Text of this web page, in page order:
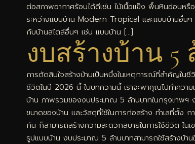
ต่อสภาพอากาศร้อนได้ดีเช่น ไม้เนื้อแข็ง พื้นหินอ่อนหรื
ระหว่างแบบบ้าน Modern Tropical และแบบบ้านอื่น
กับบ้านสไตล์อื่นๆ เช่น แบบบ้าน […]
งบสร้างบ้าน 5
การตัดสินใจสร้างบ้านเป็นหนึ่งในเหตุการณ์ที่สำคัญใน
ชีวิตในปี 2026 นี้ ในบทความนี้ เราจะพาคุณไปทำความ
บ้าน ภาพรวมของงบประมาณ 5 ล้านบาทในกรุงเทพฯ
ขนาดของบ้าน และวัสดุที่ใช้ในการก่อสร้าง ทำเลที่ตั้ง
กัน ก็สามารถสร้างความสะดวกสบายในการใช้ชีวิต ใ
รูปแบบบ้าน งบประมาณ 5 ล้านบาทสามารถใช้สร้างบ้